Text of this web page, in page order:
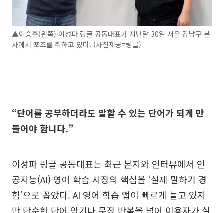
▲이승훈(왼쪽)·이성파 링글 공동대표가 지난달 30일 서울 강남구 본
사에서 포즈를 취하고 있다. (사진제공=링글)
“단어를 공부하더라도 말할 수 있는 단어가 되게 만
들어야 합니다.”
이성파 링글 공동대표는 최근 본지와 인터뷰에서 인
공지능(AI) 영어 학습 시장의 핵심을 ‘실제 말하기 경
험’으로 꼽았다. AI 영어 학습 앱이 빠르게 늘고 있지